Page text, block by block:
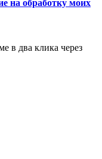
на обработку моих
в два клика через